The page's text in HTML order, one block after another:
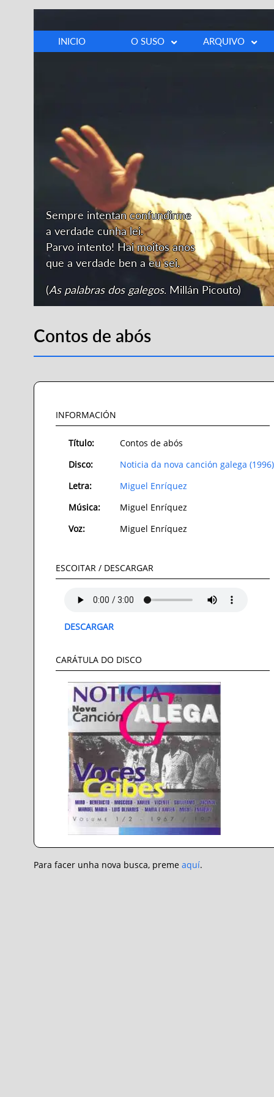
INICIO
O SUSO
ARQUIVO
Sempre intentan confundirme
a verdade cunha lei.
Parvo intento! Hai moitos anos
que a verdade ben a eu sei.
(As palabras dos galegos. Millán Picouto)
Contos de abós
INFORMACIÓN
Título:
Contos de abós
Disco:
Noticia da nova canción galega (1996)
Letra:
Miguel Enríquez
Música:
Miguel Enríquez
Voz:
Miguel Enríquez
ESCOITAR / DESCARGAR
DESCARGAR
CARÁTULA DO DISCO
Para facer unha nova busca, preme aquí.